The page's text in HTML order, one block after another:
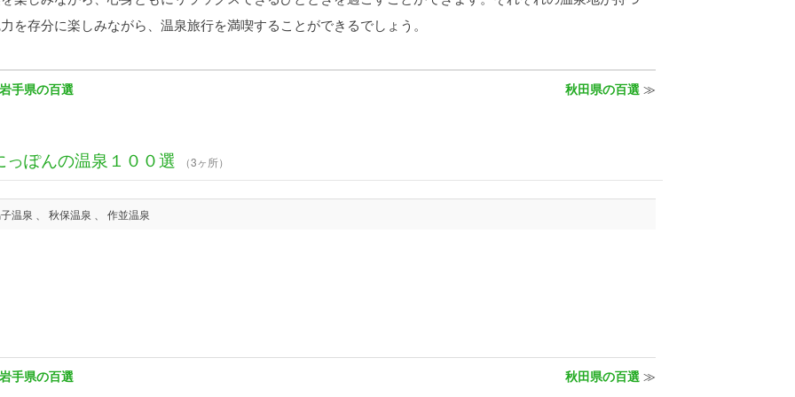
を存分に楽しみながら、温泉旅行を満喫することができるでしょう。
手県の百選 秋田県の百選≫
っぽんの温泉１００選 （3ヶ所）
鳴子温泉 、 秋保温泉 、 作並温泉
手県の百選 秋田県の百選≫